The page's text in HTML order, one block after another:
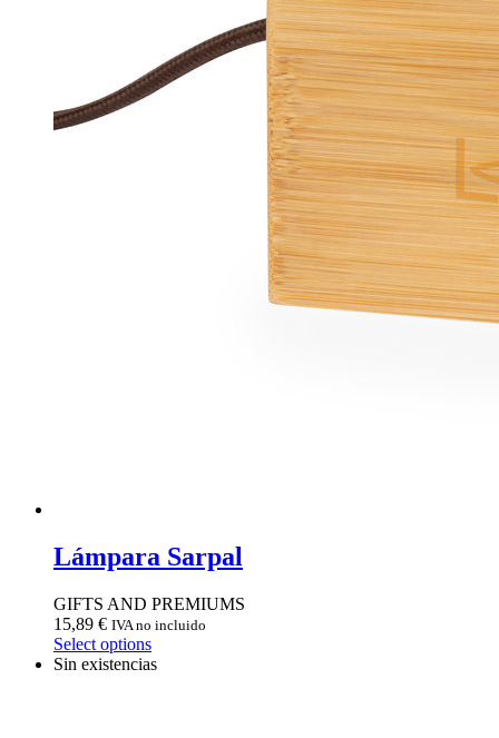
Lámpara Sarpal
GIFTS AND PREMIUMS
15,89 € IVA no incluido
Select options
Sin existencias